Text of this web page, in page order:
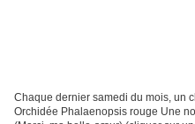
Chaque dernier samedi du mois, un
Orchidée Phalaenopsis rouge Une